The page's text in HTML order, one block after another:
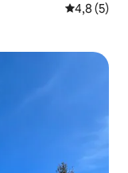
Évaluation
4,8 (5)